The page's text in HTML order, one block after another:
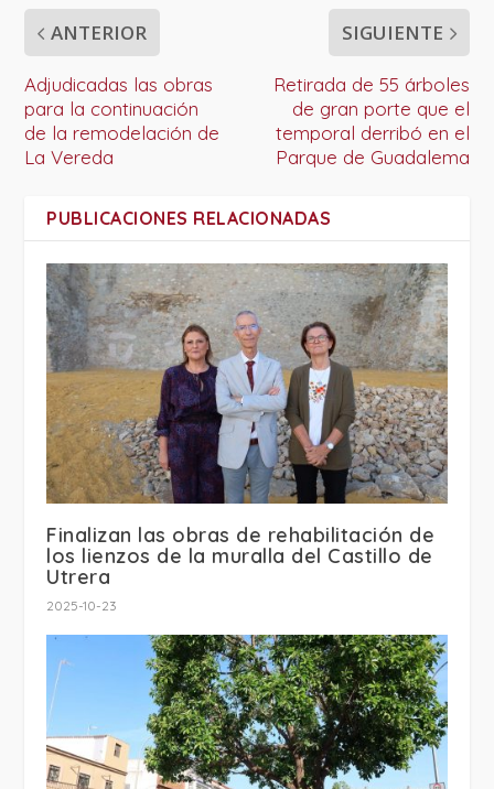
ANTERIOR
Adjudicadas las obras
para la continuación
de la remodelación de
La Vereda
SIGUIENTE
Retirada de 55 árboles
de gran porte que el
temporal derribó en el
Parque de Guadalema
PUBLICACIONES RELACIONADAS
Finalizan las obras de rehabilitación de
los lienzos de la muralla del Castillo de
Utrera
2025-10-23